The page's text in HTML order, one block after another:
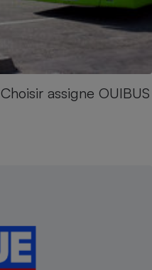
assigne OUIBUS